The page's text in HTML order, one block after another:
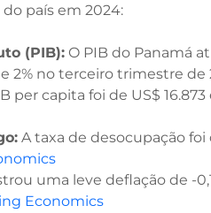
país em 2024:​
(PIB): O PIB do Panamá
2% no terceiro trimestre de
per capita foi de US$
A taxa de desocupação
uma leve deflação de -
Economics